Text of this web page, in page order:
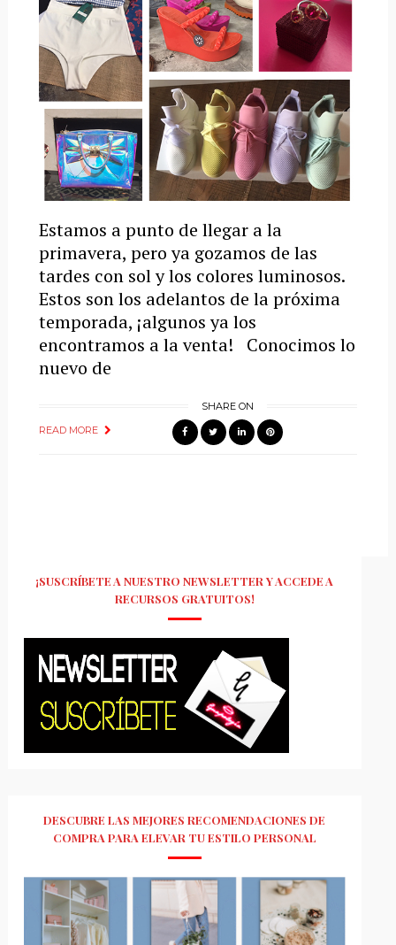
Estamos a punto de llegar a la
primavera, pero ya gozamos de las
tardes con sol y los colores luminosos.
Estos son los adelantos de la próxima
temporada, ¡algunos ya los
encontramos a la venta! Conocimos lo
nuevo de
READ MORE
SHARE ON
¡SUSCRÍBETE A NUESTRO NEWSLETTER Y ACCEDE A
RECURSOS GRATUITOS!
DESCUBRE LAS MEJORES RECOMENDACIONES DE
COMPRA PARA ELEVAR TU ESTILO PERSONAL